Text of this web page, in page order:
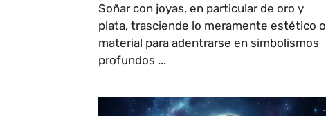
Soñar con joyas, en particular de oro y
plata, trasciende lo meramente estético o
material para adentrarse en simbolismos
profundos ...